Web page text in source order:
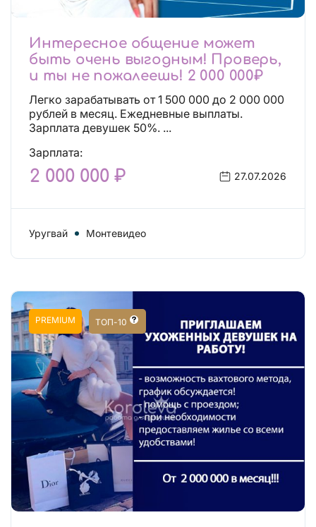
Интересное общение может
быть очень выгодным! Проверь,
и ты не пожалеешь! 2 000 000₽
Легко зарабатывать от 1 500 000 до 2 000 000
рублей в месяц. Ежедневные выплаты.
Зарплата девушек 50%. ...
Зарплата:
2 000 000 ₽ 27.07.2026
Уругвай Монтевидео
PREMIUM ТОП-10